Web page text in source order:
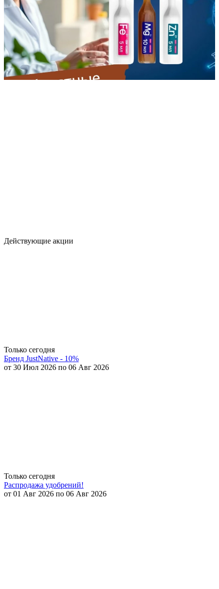
Действующие акции
Только сегодня
Бренд JustNative - 10%
от 30 Июл 2026 по 06 Авг 2026
Только сегодня
Распродажа удобрений!
от 01 Авг 2026 по 06 Авг 2026